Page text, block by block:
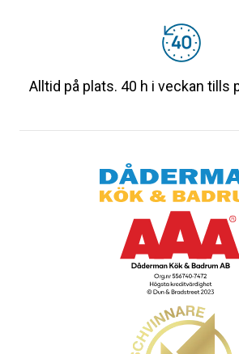
Alltid på plats. 40 h i veckan tills